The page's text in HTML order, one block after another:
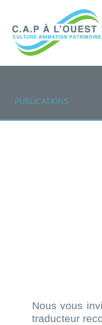
PUBLICATIONS
Nous vous
traducteur